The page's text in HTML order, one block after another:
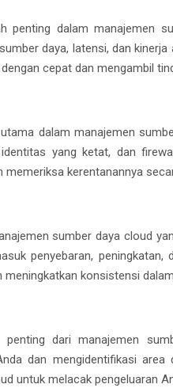
penting dalam manajemen
daya, latensi, dan
cepat dan mengambil
dalam manajemen
yang ketat, dan
memeriksa kerentanannya
sumber daya cloud
penyebaran,
konsistensi
penting dari manajemen
dan mengidentifikasi
untuk melacak pengeluaran